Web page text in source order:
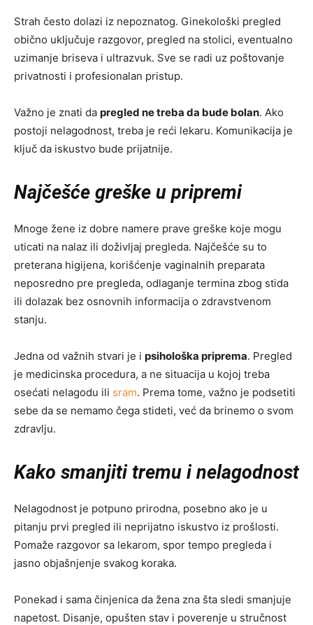
Strah često dolazi iz nepoznatog. Ginekološki pregled
obično uključuje razgovor, pregled na stolici, eventualno
uzimanje briseva i ultrazvuk. Sve se radi uz poštovanje
privatnosti i profesionalan pristup.
Važno je znati da pregled ne treba da bude bolan. Ako
postoji nelagodnost, treba je reći lekaru. Komunikacija je
ključ da iskustvo bude prijatnije.
Najčešće greške u pripremi
Mnoge žene iz dobre namere prave greške koje mogu
uticati na nalaz ili doživljaj pregleda. Najčešće su to
preterana higijena, korišćenje vaginalnih preparata
neposredno pre pregleda, odlaganje termina zbog stida
ili dolazak bez osnovnih informacija o zdravstvenom
stanju.
Jedna od važnih stvari je i psihološka priprema. Pregled
je medicinska procedura, a ne situacija u kojoj treba
osećati nelagodu ili sram. Prema tome, važno je podsetiti
sebe da se nemamo čega stideti, već da brinemo o svom
zdravlju.
Kako smanjiti tremu i nelagodnost
Nelagodnost je potpuno prirodna, posebno ako je u
pitanju prvi pregled ili neprijatno iskustvo iz prošlosti.
Pomaže razgovor sa lekarom, spor tempo pregleda i
jasno objašnjenje svakog koraka.
Ponekad i sama činjenica da žena zna šta sledi smanjuje
napetost. Disanje, opušten stav i poverenje u stručnost